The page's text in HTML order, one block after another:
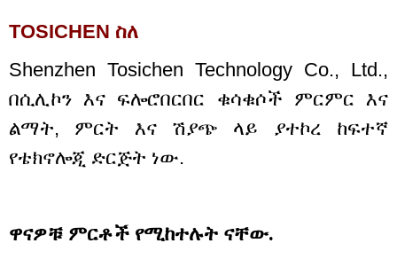
TOSICHEN ስለ
Shenzhen Tosichen Technology Co., Ltd.,
በሲሊኮን እና ፍሎሮበርበር ቁሳቁሶች ምርምር እና
ልማት, ምርት እና ሽያጭ ላይ ያተኮረ ከፍተኛ
የቴክኖሎጂ ድርጅት ነው.
ዋናዎቹ ምርቶች የሚከተሉት ናቸው.